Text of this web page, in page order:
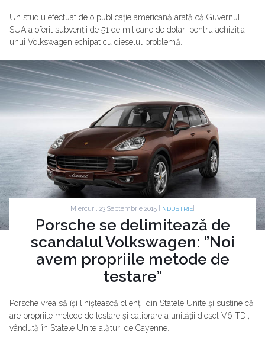
Un studiu efectuat de o publicație americană arată că Guvernul
SUA a oferit subvenții de 51 de milioane de dolari pentru achiziția
unui Volkswagen echipat cu dieselul problemă.
Miercuri, 23 Septembrie 2015 | INDUSTRIE
Porsche se delimitează de
scandalul Volkswagen: ”Noi
avem propriile metode de
testare”
Porsche vrea să își liniștească clienții din Statele Unite și susține că
are propriile metode de testare și calibrare a unității diesel V6 TDI,
vândută în Statele Unite alături de Cayenne.